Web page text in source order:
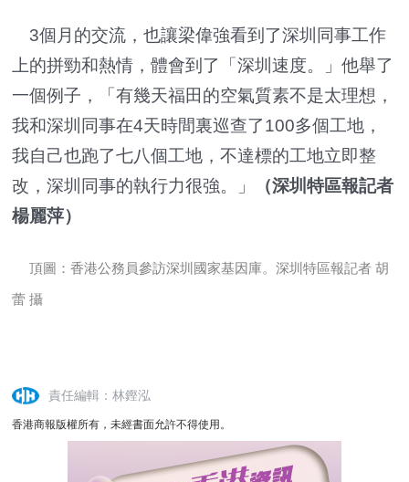
3個月的交流，也讓梁偉強看到了深圳同事工作
上的拼勁和熱情，體會到了「深圳速度。」他舉了
一個例子，「有幾天福田的空氣質素不是太理想，
我和深圳同事在4天時間裏巡查了100多個工地，
我自己也跑了七八個工地，不達標的工地立即整
改，深圳同事的執行力很強。」
（深圳特區報記者
楊麗萍）
頂圖：香港公務員參訪深圳國家基因庫。深圳特區報記者 胡
蕾 攝
責任編輯：林鏗泓
香港商報版權所有，未經書面允許不得使用。